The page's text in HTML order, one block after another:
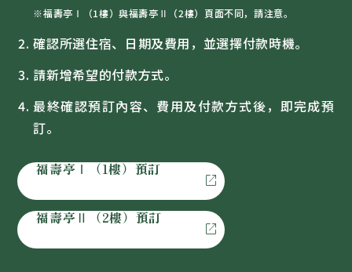
※福壽亭Ⅰ（1樓）與福壽亭Ⅱ（2樓）頁面不同，請注意。
確認所選住宿、日期及費用，並選擇付款時機。
請新增希望的付款方式。
最終確認預訂內容、費用及付款方式後，即完成預
訂。
福壽亭Ⅰ（1樓）預訂
open_in_new
福壽亭Ⅱ（2樓）預訂
open_in_new